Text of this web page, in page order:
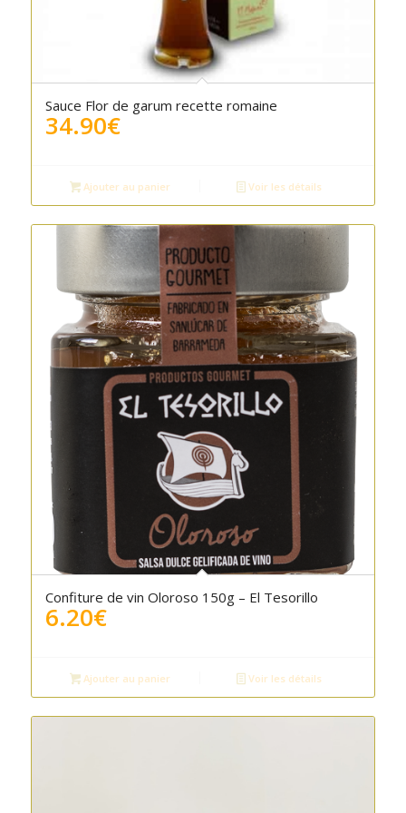
Sauce Flor de garum recette romaine
34.90€
Ajouter au panier Voir les détails
Confiture de vin Oloroso 150g – El Tesorillo
6.20€
Ajouter au panier Voir les détails